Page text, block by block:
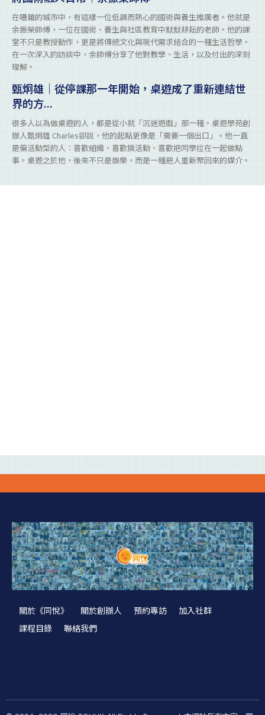
在嘈雜的城市中，有這樣一位低調而熱心的國術與養生推廣者。他就是
余振榮師傅，一位在國術、養生與社區教育中默默耕耘的老師。他的課
堂不只是教授動作，更是將傳統文化與現代需求結合的一種生活哲學。
在一次深入的訪談中，余師傅分享了他對教學、生活，以及付出的深刻
理解。
甄炯雄｜從停課那一年開始，桌遊成了重新連結世
界的方...
很多人以為做桌遊的人，都是從小就「沉迷遊戲」那一種。桌遊學苑創
辦人甄炯雄 Charles卻說，他的起點更像是「需要一個出口」。他一直
是偏活動型的人：喜歡組織、喜歡搞活動、喜歡把同學拉在一起做點
事。桌遊之於他，後來不只是娛樂，而是一種把人重新聚回來的媒介。
關於《同悅》 關於創辦人 預約專訪
加入社群
課程目錄
聯絡我們